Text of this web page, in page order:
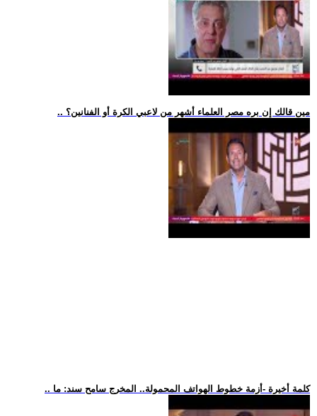
.. مين قالك إن بره مصر العلماء أشهر من لاعبي الكرة أو الفنانين؟
.. كلمة أخيرة -أزمة خطوط الهواتف المحمولة.. المخرج سامح سند: ما